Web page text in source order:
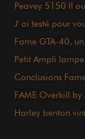
Peavey 5150 II
J' ai testé pour
Fame GTA-40,
Petit Ampli
Conclusions
FAME Overkill
Harley benton